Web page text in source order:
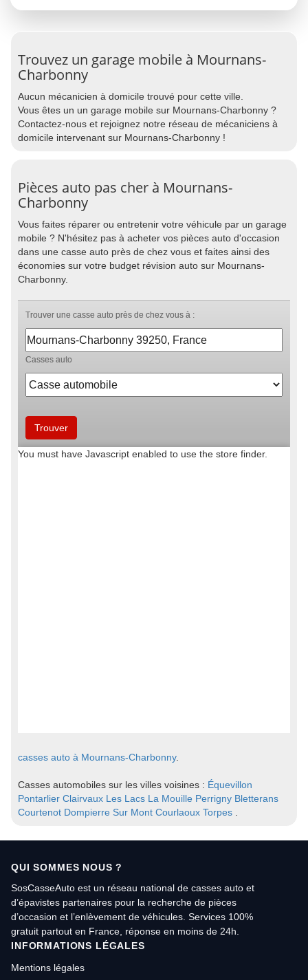
Trouvez un garage mobile à Mournans-
Charbonny
Aucun mécanicien à domicile trouvé pour cette ville.
Vous êtes un un garage mobile sur Mournans-Charbonny ?
Contactez-nous et rejoignez notre réseau de mécaniciens à
domicile intervenant sur Mournans-Charbonny !
Pièces auto pas cher à Mournans-
Charbonny
Vous faites réparer ou entretenir votre véhicule par un garage
mobile ? N'hésitez pas à acheter vos pièces auto d'occasion
dans une casse auto près de chez vous et faites ainsi des
économies sur votre budget révision auto sur Mournans-
Charbonny.
casses auto à Mournans-Charbonny.
Casses automobiles sur les villes voisines : Équevillon
Pontarlier Clairvaux Les Lacs La Mouille Perrigny Bletterans
Courtenot Dompierre Sur Mont Courlaoux Torpes
QUI SOMMES NOUS ?
SosCasseAuto est un réseau national de casses auto et
d’épavistes partenaires pour la recherche de pièces
d’occasion et l’enlèvement de véhicules. Services 100%
gratuit partout en France, réponse en moins de 24h.
INFORMATIONS LÉGALES
Mentions légales